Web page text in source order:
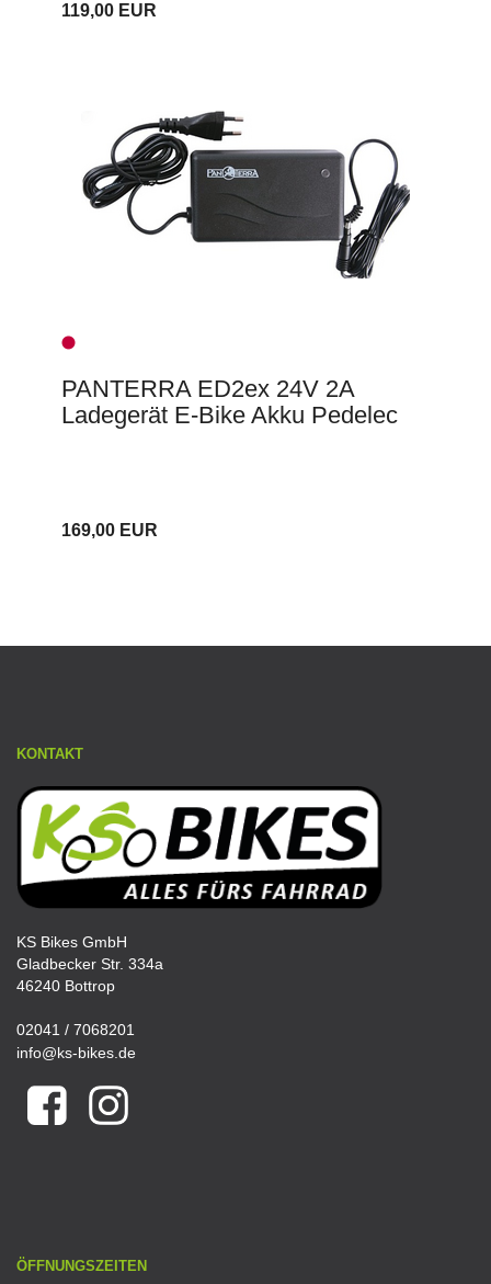
119,00 EUR
PANTERRA ED2ex 24V 2A
Ladegerät E-Bike Akku Pedelec
169,00 EUR
KONTAKT
KS Bikes GmbH
Gladbecker Str. 334a
46240 Bottrop
02041 / 7068201
info@ks-bikes.de
ÖFFNUNGSZEITEN